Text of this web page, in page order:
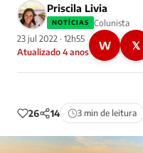
Priscila Livia
NOTÍCIAS
Colunista
23 jul 2022 · 12h55
Atualizado 4 anos
W 𝕏
26 14 3 min de leitura